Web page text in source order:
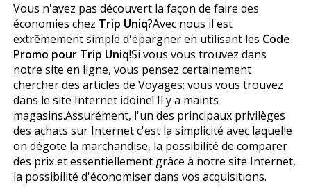
Vous n'avez pas découvert la façon de faire des
économies chez Trip Uniq?Avec nous il est
extrêmement simple d'épargner en utilisant les Code
Promo pour Trip Uniq!Si vous vous trouvez dans
notre site en ligne, vous pensez certainement
chercher des articles de Voyages: vous vous trouvez
dans le site Internet idoine! Il y a maints
magasins.Assurément, l'un des principaux privilèges
des achats sur Internet c'est la simplicité avec laquelle
on dégote la marchandise, la possibilité de comparer
des prix et essentiellement grâce à notre site Internet,
la possibilité d'économiser dans vos acquisitions.